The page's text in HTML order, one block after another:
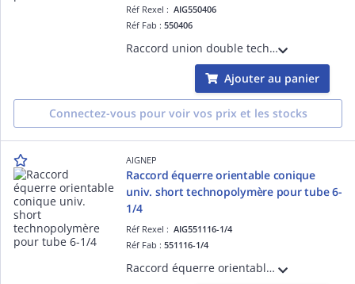
Réf Rexel :AIG550406
Réf Fab :550406
Raccord union double technopolymère pour tube 6
Ajouter au panier
Connectez-vous pour voir vos prix et les stocks
AIGNEP
Raccord équerre orientable conique
univ. short technopolymère pour tube 6-
1/4
Réf Rexel :AIG551116-1/4
Réf Fab :551116-1/4
Raccord équerre orientable conique univ. short technopolymère pour tube 6-1/4